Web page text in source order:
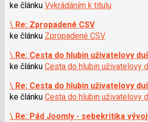
ke článku Vykrádáním k titulu
\ Re: Zpropadené CSV
ke článku Zpropadené CSV
\ Re: Cesta do hlubin uživatelovy
ke článku Cesta do hlubin uživatelovy
\ Re: Cesta do hlubin uživatelovy
ke článku Cesta do hlubin uživatelovy
\ Re: Pád Joomly - sebekritika